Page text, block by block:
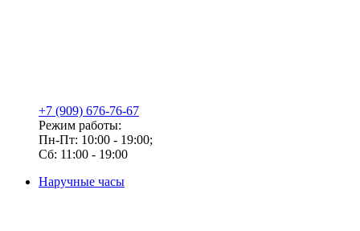
+7 (909) 676-76-67
Режим работы:
Пн-Пт: 10:00 - 19:00;
Сб: 11:00 - 19:00
Наручные часы